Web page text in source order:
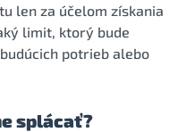
len za účelom získania
limit, ktorý bude
potrieb alebo
splácať?